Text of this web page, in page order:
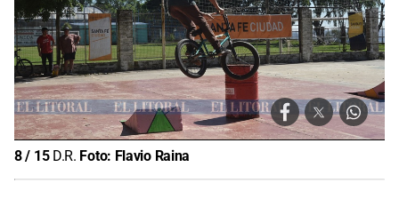
8/ 15 D.R. Foto: Flavio Raina